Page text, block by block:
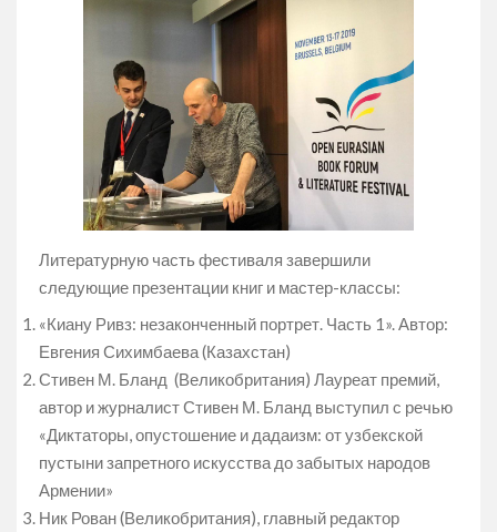
Литературную часть фестиваля завершили
следующие презентации книг и мастер-классы:
«Киану Ривз: незаконченный портрет. Часть 1». Автор:
Евгения Сихимбаева (Казахстан)
Стивен М. Бланд (Великобритания) Лауреат премий,
автор и журналист Стивен М. Бланд выступил с речью
«Диктаторы, опустошение и дадаизм: от узбекской
пустыни запретного искусства до забытых народов
Армении»
Ник Рован (Великобритания), главный редактор